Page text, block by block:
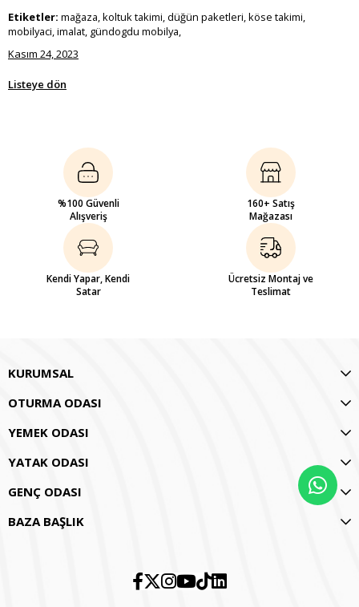
Etiketler: mağaza, koltuk takimi, düğün paketleri, köse takimi,
mobilyaci, imalat, gündogdu mobilya,
Kasım 24, 2023
Listeye dön
%100 Güvenli
Alışveriş
160+ Satış
Mağazası
Kendi Yapar, Kendi
Satar
Ücretsiz Montaj ve
Teslimat
KURUMSAL
OTURMA ODASI
YEMEK ODASI
YATAK ODASI
GENÇ ODASI
BAZA BAŞLIK